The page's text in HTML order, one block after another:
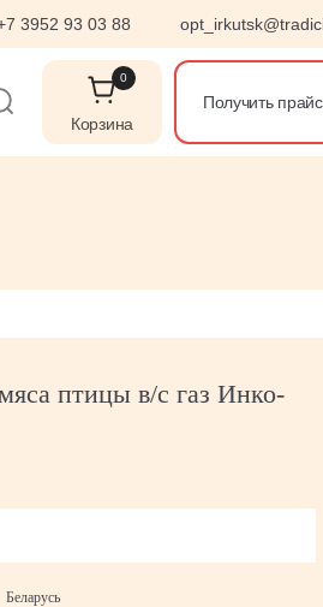
0
Корзина
Получить
3952 93 03 88
птицы в/с газ Инко-
Беларусь